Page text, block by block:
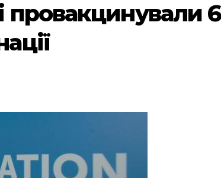
провакцинували